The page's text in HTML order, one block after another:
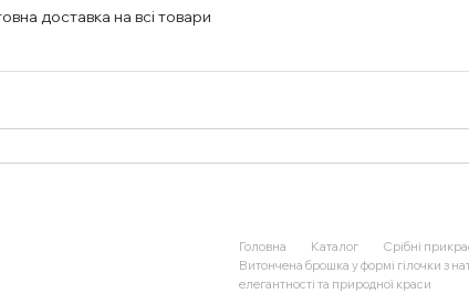
доставка на всі товари
Головна Каталог Срібні
Витончена брошка у формі гілочки з
елегантності та природної краси